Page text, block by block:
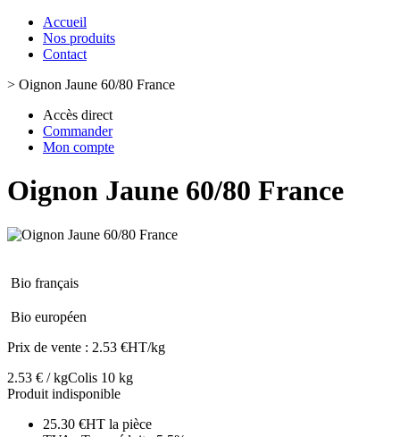
Accueil
Nos produits
Contact
> Oignon Jaune 60/80 France
Accès direct
Commander
Mon compte
Oignon Jaune 60/80 France
Bio français
Bio européen
Prix de vente : 2.53 €HT/kg
2.53 € / kgColis 10 kg
Produit indisponible
25.30 €HT la pièce